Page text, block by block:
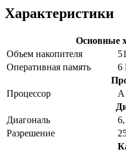
Характеристики
Основные
Объем накопителя
Оперативная память
6
Процессор
Диагональ
Разрешение